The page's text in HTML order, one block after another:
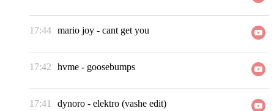
17:44 mario joy - cant get you
17:42 hvme - goosebumps
17:41 dynoro - elektro (vashe edit)